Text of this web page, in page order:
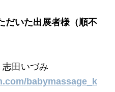
だいた出展者様（順不
田いづみ
babymassage_k